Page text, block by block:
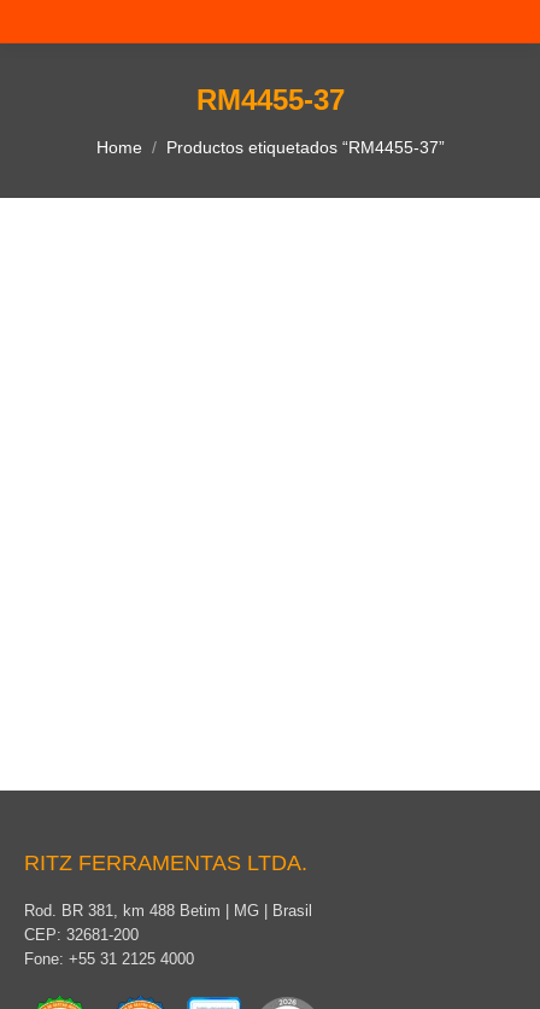
RM4455-37
You are here:
Home Productos etiquetados “RM4455-37”
RITZ FERRAMENTAS LTDA.
Rod. BR 381, km 488 Betim | MG | Brasil
CEP: 32681-200
Fone: +55 31 2125 4000